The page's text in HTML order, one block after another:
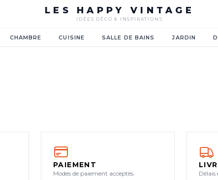
LES HAPPY VINTAGE
IDÉES DÉCO & INSPIRATIONS
CHAMBRE CUISINE SALLE DE BAINS JARDIN
PAIEMENT
Modes de paiement acceptés. Délais